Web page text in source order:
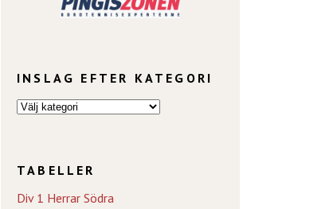
INSLAG EFTER KATEGORI
TABELLER
Div 1 Herrar Södra